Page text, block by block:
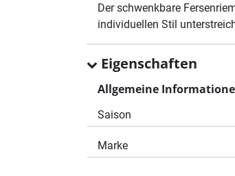
Der schwenkbare
individuellen Stil
Eigenschaften
Allgemeine
Saison
Marke